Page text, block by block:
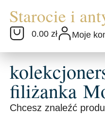
0.00 zł Moje
filiżanka
Chcesz znaleźć